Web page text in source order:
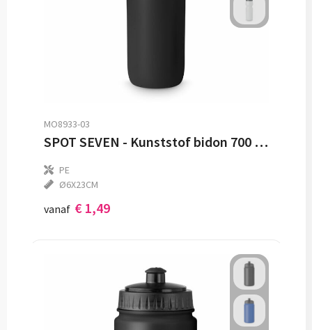
MO8933-03
SPOT SEVEN - Kunststof bidon 700 ml
PE
Ø6X23CM
vanaf € 1,49